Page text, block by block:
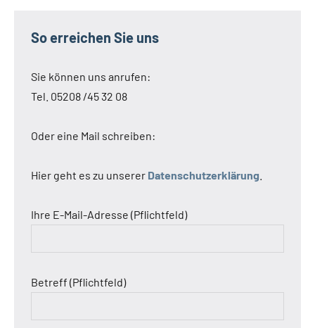
So erreichen Sie uns
Sie können uns anrufen:
Tel. 05208 /45 32 08
Oder eine Mail schreiben:
Hier geht es zu unserer Datenschutzerklärung
Ihre E-Mail-Adresse (Pflichtfeld)
Betreff (Pflichtfeld)